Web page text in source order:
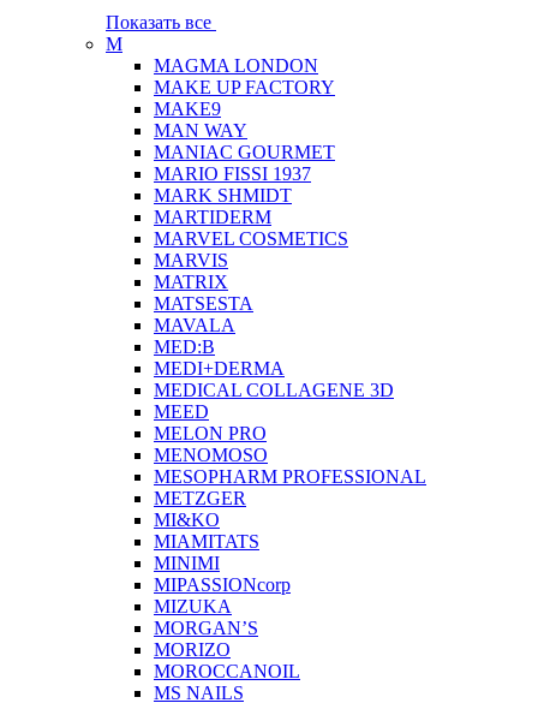
Показать все
M
MAGMA LONDON
MAKE UP FACTORY
MAKE9
MAN WAY
MANIAC GOURMET
MARIO FISSI 1937
MARK SHMIDT
MARTIDERM
MARVEL COSMETICS
MARVIS
MATRIX
MATSESTA
MAVALA
MED:B
MEDI+DERMA
MEDICAL COLLAGENE 3D
MEED
MELON PRO
MENOMOSO
MESOPHARM PROFESSIONAL
METZGER
MI&KO
MIAMITATS
MINIMI
MIPASSIONcorp
MIZUKA
MORGAN’S
MORIZO
MOROCCANOIL
MS NAILS